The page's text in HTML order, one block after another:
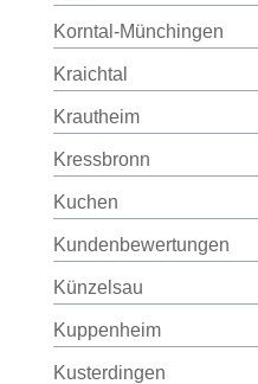
Korntal-Münchingen
Kraichtal
Krautheim
Kressbronn
Kuchen
Kundenbewertungen
Künzelsau
Kuppenheim
Kusterdingen